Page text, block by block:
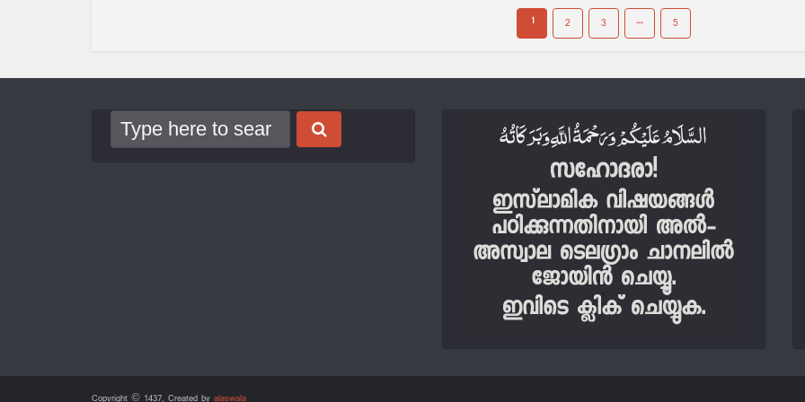
1 2 3 … 5
Copyright © 1437, Created by alaswala